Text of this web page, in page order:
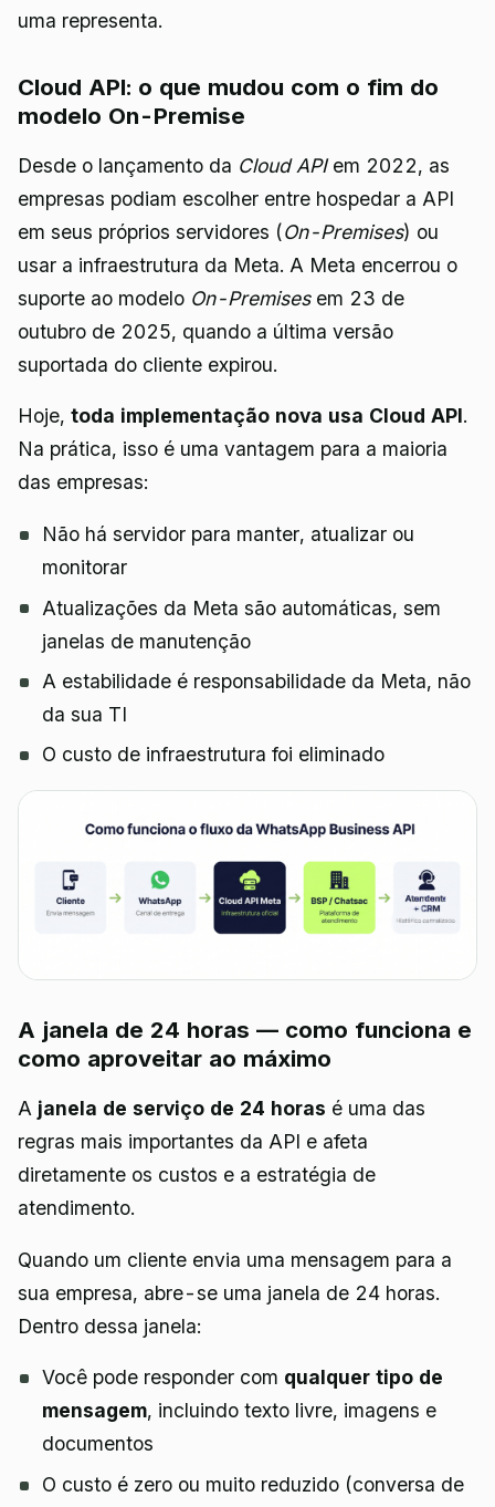
uma representa.
Cloud API: o que mudou com o fim do
modelo On-Premise
Desde o lançamento da Cloud APIem 2022, as
empresas podiam escolher entre hospedar a API
em seus próprios servidores (On-Premises) ou
usar a infraestrutura da Meta. A Meta encerrou o
suporte ao modelo On-Premisesem 23 de
outubro de 2025, quando a última versão
suportada do cliente expirou.
Hoje, toda implementação nova usa Cloud API.
Na prática, isso é uma vantagem para a maioria
das empresas:
Não há servidor para manter, atualizar ou
monitorar
Atualizações da Meta são automáticas, sem
janelas de manutenção
A estabilidade é responsabilidade da Meta, não
da sua TI
O custo de infraestrutura foi eliminado
A janela de 24 horas — como funciona e
como aproveitar ao máximo
A janela de serviço de 24 horas é uma das
regras mais importantes da API e afeta
diretamente os custos e a estratégia de
atendimento.
Quando um cliente envia uma mensagem para a
sua empresa, abre-se uma janela de 24 horas.
Dentro dessa janela:
Você pode responder com qualquer tipo de
mensagem, incluindo texto livre, imagens e
documentos
O custo é zero ou muito reduzido (conversa de